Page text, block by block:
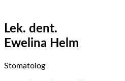
Lek. dent.
Ewelina Helm
Stomatolog